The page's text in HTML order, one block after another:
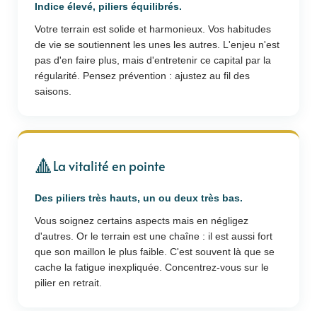
Indice élevé, piliers équilibrés.
Votre terrain est solide et harmonieux. Vos habitudes
de vie se soutiennent les unes les autres. L'enjeu n'est
pas d'en faire plus, mais d'entretenir ce capital par la
régularité. Pensez prévention : ajustez au fil des
saisons.
🔺La vitalité en pointe
Des piliers très hauts, un ou deux très bas.
Vous soignez certains aspects mais en négligez
d'autres. Or le terrain est une chaîne : il est aussi fort
que son maillon le plus faible. C'est souvent là que se
cache la fatigue inexpliquée. Concentrez-vous sur le
pilier en retrait.